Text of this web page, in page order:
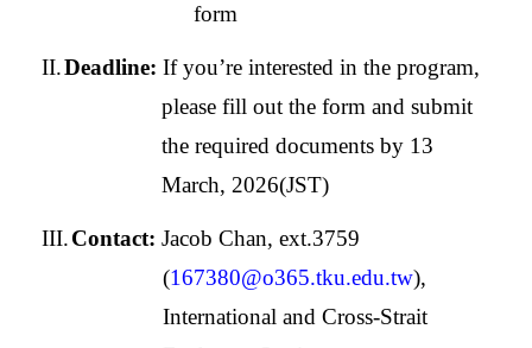
form
II.Deadline: If you’re interested in the program,
please fill out the form and submit
the required documents by 13
March, 2026(JST)
III.Contact: Jacob Chan, ext.3759
(167380@o365.tku.edu.tw),
International and Cross-Strait